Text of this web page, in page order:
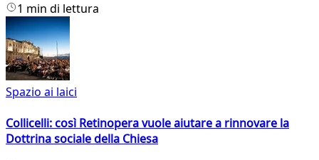
1 min di lettura
Spazio ai laici
Collicelli: così Retinopera vuole aiutare a rinnovare la
Dottrina sociale della Chiesa